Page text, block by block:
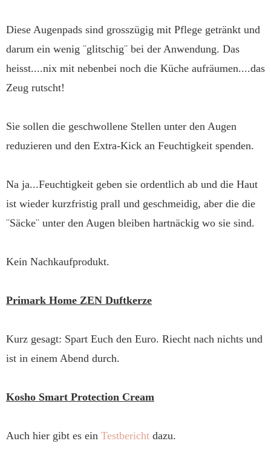
Diese Augenpads sind grosszügig mit Pflege getränkt und
darum ein wenig ¨glitschig¨ bei der Anwendung. Das
heisst....nix mit nebenbei noch die Küche aufräumen....das
Zeug rutscht!
Sie sollen die geschwollene Stellen unter den Augen
reduzieren und den Extra-Kick an Feuchtigkeit spenden.
Na ja...Feuchtigkeit geben sie ordentlich ab und die Haut
ist wieder kurzfristig prall und geschmeidig, aber die die
¨Säcke¨ unter den Augen bleiben hartnäckig wo sie sind.
Kein Nachkaufprodukt.
Primark Home ZEN Duftkerze
Kurz gesagt: Spart Euch den Euro. Riecht nach nichts und
ist in einem Abend durch.
Kosho Smart Protection Cream
Auch hier gibt es ein Testbericht dazu.